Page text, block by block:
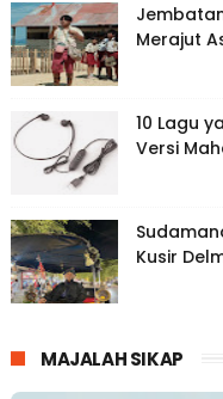
Merajut
10 Lagu
Versi
Kusir
MAJALAH SIKAP